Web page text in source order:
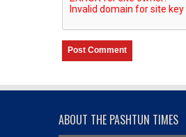
ABOUT THE PASHTUN TIMES